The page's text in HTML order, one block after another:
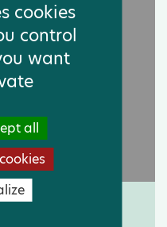
: Un guide
du secteur
cookies
control
want
all